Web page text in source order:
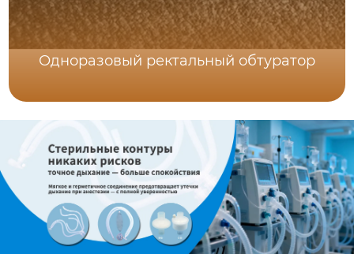
Одноразовый ректальный обтуратор